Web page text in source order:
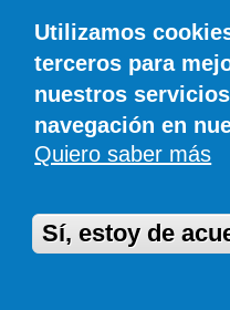
El Gobierno de
financiación
1.300 millones más
EFE 0 COMENTARIOS
Utilizamos
terceros para
nuestros
navegación en
Quiero saber más
Sí, estoy de